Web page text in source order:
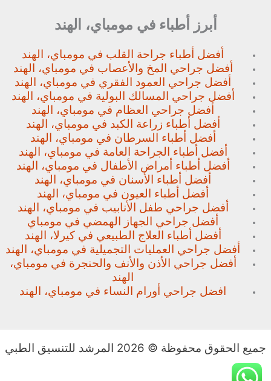
أبرز أطباء في مومباي، الهند
أفضل أطباء جراحة القلب في مومباي، الهند
أفضل جراحي المخ والأعصاب في مومباي، الهند
أفضل جراحي العمود الفقري في مومباي، الهند
أفضل جراحي المسالك البولية في مومباي، الهند
أفضل جراحي العظام في مومباي، الهند
أفضل أطباء زراعة الكبد في مومباي، الهند
أفضل أطباء السرطان في مومباي، الهند
أفضل أطباء الجراحة العامة في مومباي، الهند
أفضل أطباء أمراض الأطفال في مومباي، الهند
أفضل أطباء الأسنان في مومباي، الهند
أفضل أطباء العيون في مومباي، الهند
أفضل جراحي طفل الأنابيب في مومباي، الهند
أفضل جراحي الجهاز الهمضي في مومباي
أفضل أطباء العلاج الطبيعي في كيرلا، الهند
أفضل جراحي العمليات التجميلية في مومباي، الهند
أفضل جراحي الأذن والأنف والحنجرة في مومباي،
الهند
افضل جراحي أورام النساء في مومباي، الهند
جميع الحقوق محفوظة © 2026 المرشد للتنسيق الطبي